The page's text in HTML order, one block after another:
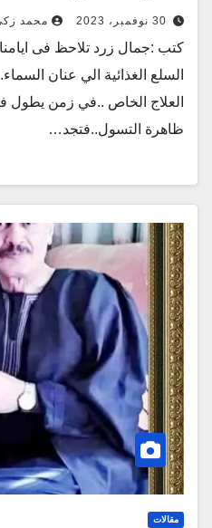
30 نوفمبر، 2023 محمد
كتب :جمال زرد تلاحظ فى
السلع الغذائية الي عنان
العلاج الخاص ..في زمن يطول
ظاهرة التسول..فتجد…
مقالات